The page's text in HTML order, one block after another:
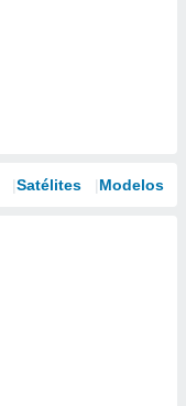
Satélites Modelos